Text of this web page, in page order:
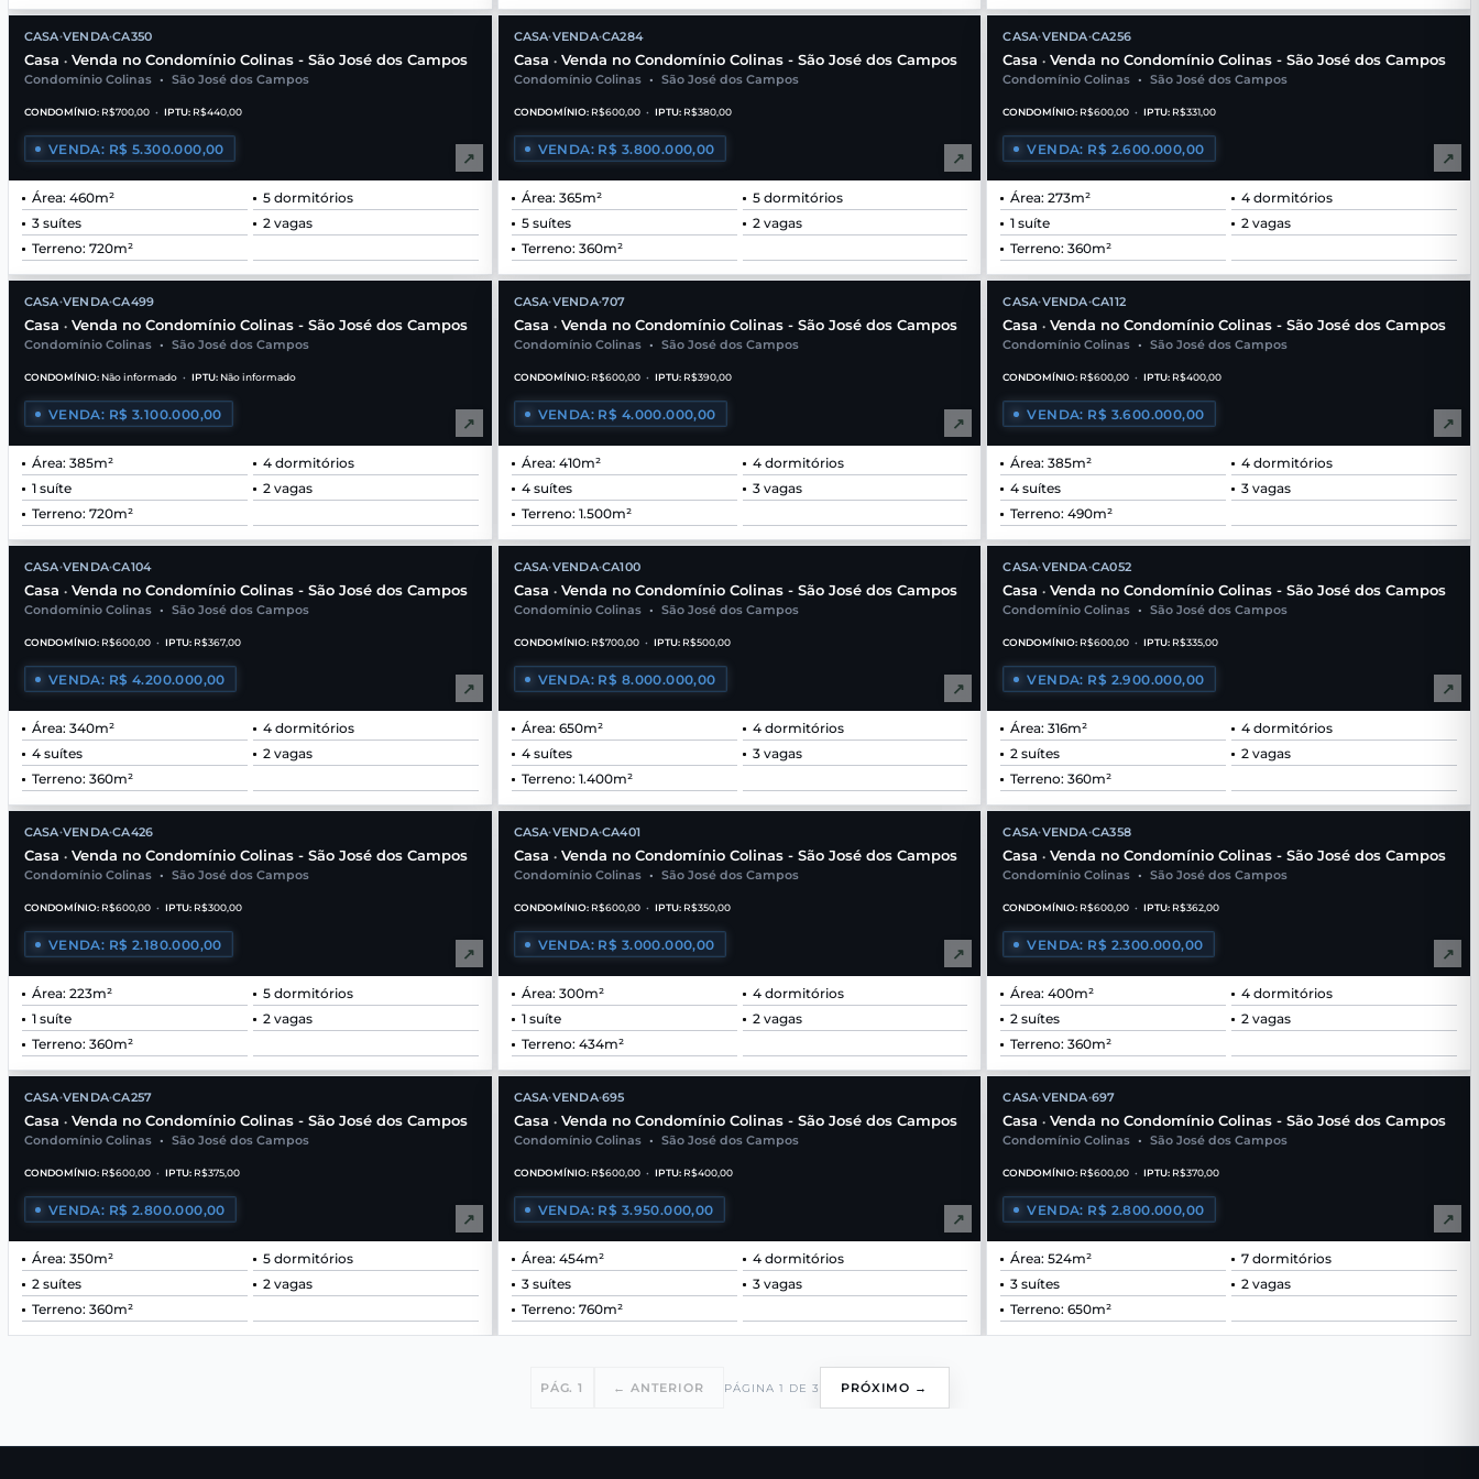
CASA•VENDA•CA350
Casa •Venda no Condomínio Colinas - São José dos Campos
Condomínio Colinas • São José dos Campos
CONDOMÍNIO:R$700,00 • IPTU:R$440,00
VENDA: R$ 5.300.000,00 ↗
Área: 460m²
5 dormitórios
3 suítes
2 vagas
Terreno: 720m²
CASA•VENDA•CA284
Casa •Venda no Condomínio Colinas - São José dos Campos
Condomínio Colinas • São José dos Campos
CONDOMÍNIO:R$600,00 • IPTU:R$380,00
VENDA: R$ 3.800.000,00 ↗
Área: 365m²
5 dormitórios
5 suítes
2 vagas
Terreno: 360m²
CASA•VENDA•CA256
Casa• Venda no Condomínio Colinas - São José dos Campos
Condomínio Colinas • São José dos Campos
CONDOMÍNIO: R$600,00 • IPTU: R$331,00
VENDA: R$ 2.600.000,00 ↗
Área: 273m²
4 dormitórios
1 suíte
2 vagas
Terreno: 360m²
CASA•VENDA•CA499
Casa •Venda no Condomínio Colinas - São José dos Campos
Condomínio Colinas • São José dos Campos
CONDOMÍNIO:Não informado • IPTU:Não informado
VENDA: R$ 3.100.000,00 ↗
Área: 385m²
4 dormitórios
1 suíte
2 vagas
Terreno: 720m²
CASA•VENDA•707
Casa •Venda no Condomínio Colinas - São José dos Campos
Condomínio Colinas • São José dos Campos
CONDOMÍNIO:R$600,00 • IPTU:R$390,00
VENDA: R$ 4.000.000,00 ↗
Área: 410m²
4 dormitórios
4 suítes
3 vagas
Terreno: 1.500m²
CASA•VENDA•CA112
Casa• Venda no Condomínio Colinas - São José dos Campos
Condomínio Colinas • São José dos Campos
CONDOMÍNIO: R$600,00 • IPTU: R$400,00
VENDA: R$ 3.600.000,00 ↗
Área: 385m²
4 dormitórios
4 suítes
3 vagas
Terreno: 490m²
CASA•VENDA•CA104
Casa •Venda no Condomínio Colinas - São José dos Campos
Condomínio Colinas • São José dos Campos
CONDOMÍNIO:R$600,00 • IPTU:R$367,00
VENDA: R$ 4.200.000,00 ↗
Área: 340m²
4 dormitórios
4 suítes
2 vagas
Terreno: 360m²
CASA•VENDA•CA100
Casa •Venda no Condomínio Colinas - São José dos Campos
Condomínio Colinas • São José dos Campos
CONDOMÍNIO:R$700,00 • IPTU:R$500,00
VENDA: R$ 8.000.000,00 ↗
Área: 650m²
4 dormitórios
4 suítes
3 vagas
Terreno: 1.400m²
CASA•VENDA•CA052
Casa• Venda no Condomínio Colinas - São José dos Campos
Condomínio Colinas • São José dos Campos
CONDOMÍNIO: R$600,00 • IPTU: R$335,00
VENDA: R$ 2.900.000,00 ↗
Área: 316m²
4 dormitórios
2 suítes
2 vagas
Terreno: 360m²
CASA•VENDA•CA426
Casa •Venda no Condomínio Colinas - São José dos Campos
Condomínio Colinas • São José dos Campos
CONDOMÍNIO:R$600,00 • IPTU:R$300,00
VENDA: R$ 2.180.000,00 ↗
Área: 223m²
5 dormitórios
1 suíte
2 vagas
Terreno: 360m²
CASA•VENDA•CA401
Casa •Venda no Condomínio Colinas - São José dos Campos
Condomínio Colinas • São José dos Campos
CONDOMÍNIO:R$600,00 • IPTU:R$350,00
VENDA: R$ 3.000.000,00 ↗
Área: 300m²
4 dormitórios
1 suíte
2 vagas
Terreno: 434m²
CASA•VENDA•CA358
Casa• Venda no Condomínio Colinas - São José dos Campos
Condomínio Colinas • São José dos Campos
CONDOMÍNIO: R$600,00 • IPTU: R$362,00
VENDA: R$ 2.300.000,00 ↗
Área: 400m²
4 dormitórios
2 suítes
2 vagas
Terreno: 360m²
CASA•VENDA•CA257
Casa •Venda no Condomínio Colinas - São José dos Campos
Condomínio Colinas • São José dos Campos
CONDOMÍNIO:R$600,00 • IPTU:R$375,00
VENDA: R$ 2.800.000,00 ↗
Área: 350m²
5 dormitórios
2 suítes
2 vagas
Terreno: 360m²
CASA•VENDA•695
Casa •Venda no Condomínio Colinas - São José dos Campos
Condomínio Colinas • São José dos Campos
CONDOMÍNIO:R$600,00 • IPTU:R$400,00
VENDA: R$ 3.950.000,00 ↗
Área: 454m²
4 dormitórios
3 suítes
3 vagas
Terreno: 760m²
CASA•VENDA•697
Casa• Venda no Condomínio Colinas - São José dos Campos
Condomínio Colinas • São José dos Campos
CONDOMÍNIO: R$600,00 • IPTU: R$370,00
VENDA: R$ 2.800.000,00 ↗
Área: 524m²
7 dormitórios
3 suítes
2 vagas
Terreno: 650m²
PÁG. 1 ← ANTERIOR PÁGINA 1 DE 3 PRÓXIMO →